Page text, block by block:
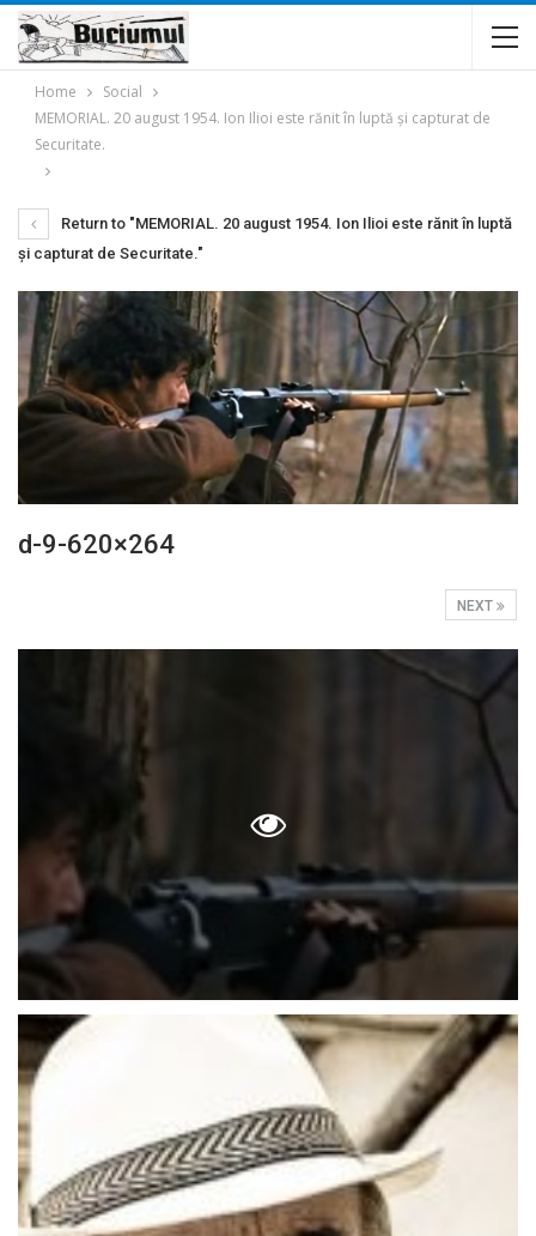
Home
Social
MEMORIAL. 20 august 1954. Ion Ilioi este rănit în luptă şi capturat de
Securitate.
Return to "MEMORIAL. 20 august 1954. Ion Ilioi este rănit în luptă
şi capturat de Securitate."
d-9-620×264
NEXT